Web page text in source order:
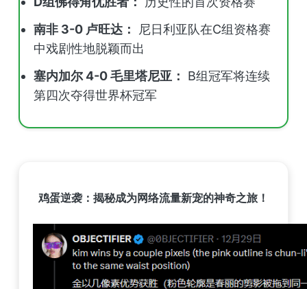
南非 3-0 卢旺达：
尼日利亚队在C组资格赛
中戏剧性地脱颖而出
塞内加尔 4-0 毛里塔尼亚：
B组冠军将连续
第四次夺得世界杯冠军
鸡蛋逆袭：揭秘成为网络流量新宠的神奇之旅！